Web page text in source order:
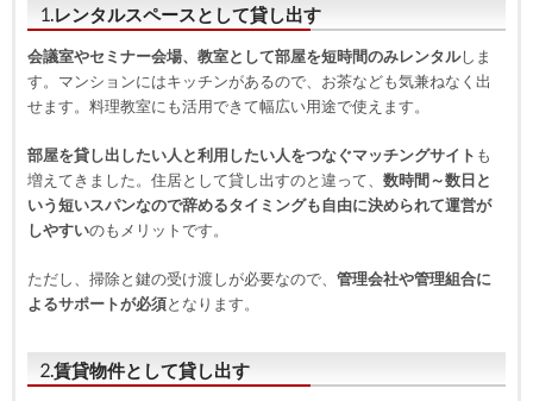
1.レンタルスペースとして貸し出す
会議室やセミナー会場、教室として部屋を短時間のみレンタルしま
す。マンションにはキッチンがあるので、お茶なども気兼ねなく出
せます。料理教室にも活用できて幅広い用途で使えます。
部屋を貸し出したい人と利用したい人をつなぐマッチングサイト も
増えてきました。住居として貸し出すのと違って、 数時間～数日と
いう短いスパンなので辞めるタイミングも自由に決められて運営が
しやすいのもメリットです。
ただし、掃除と鍵の受け渡しが必要なので、 管理会社や管理組合に
よるサポートが必須となります。
2.賃貸物件として貸し出す